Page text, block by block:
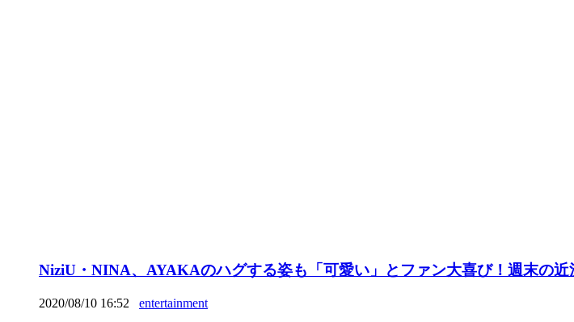
NiziU・NINA、AYAKAのハグする姿も「可愛い」とファン大喜び！週末の近
2020/08/10 16:52 entertainment